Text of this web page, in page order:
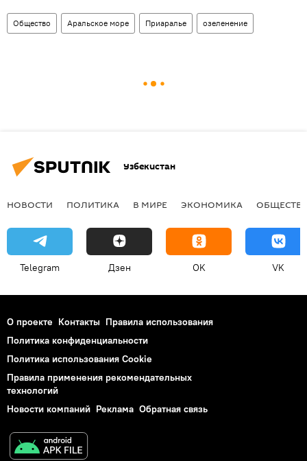
Общество Аральское море Приаралье озеленение
Узбекистан
НОВОСТИ ПОЛИТИКА В МИРЕ ЭКОНОМИКА
Telegram Дзен OK VK
О проекте Контакты Правила использования
Политика конфиденциальности
Политика использования Cookie
Правила применения рекомендательных
технологий
Новости компаний Реклама Обратная связь